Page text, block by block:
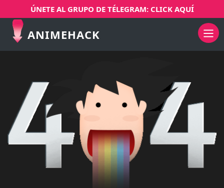
ÚNETE AL GRUPO DE TÉLEGRAM: CLICK AQUÍ
ANIMEHACK